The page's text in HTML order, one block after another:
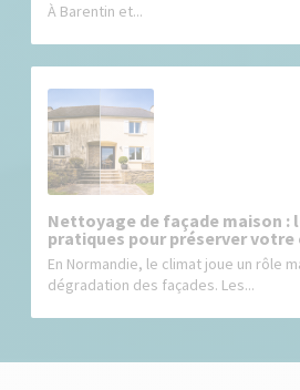
À Barentin et...
Nettoyage de façade maison :
pratiques pour préserver
En Normandie, le climat joue un rôle
dégradation des façades. Les...